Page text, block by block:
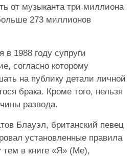
от музыканта три миллиона
273 миллионов
в 1988 году супруги
согласно которому
на публику детали личной
брака. Кроме того, нельзя
развода.
Блауэл, британский певец
установленные правила
в книге «Я» (Me),